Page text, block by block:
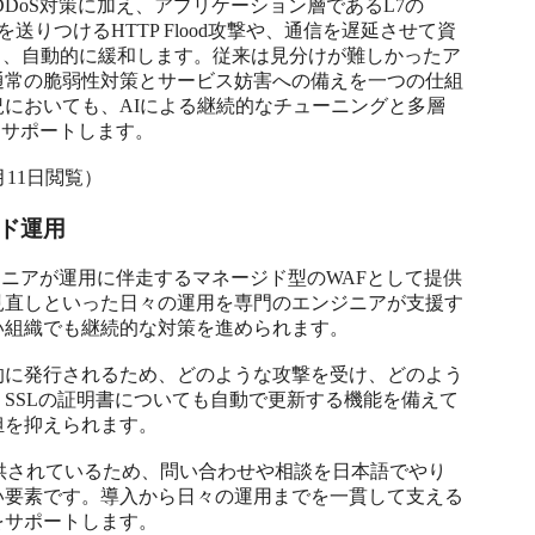
対策に加え、アプリケーション層であるL7の
りつけるHTTP Flood攻撃や、通信を遅延させて資
自動的に緩和します。従来は見分けが難しかったア
の脆弱性対策とサービス妨害への備えを一つの仕組
おいても、AIによる継続的なチューニングと多層
ポートします。
日閲覧）
運用
アが運用に伴走するマネージド型のWAFとして提供
しといった日々の運用を専門のエンジニアが支援す
織でも継続的な対策を進められます。
発行されるため、どのような攻撃を受け、どのよう
の証明書についても自動で更新する機能を備えて
抑えられます。
れているため、問い合わせや相談を日本語でやり
素です。導入から日々の運用までを一貫して支える
ポートします。